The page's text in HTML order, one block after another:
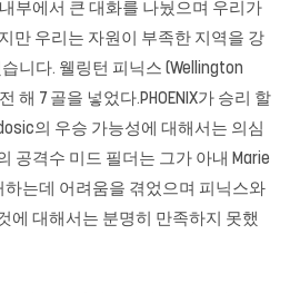
부에서 큰 대화를 나눴으며 우리가
만 우리는 자원이 부족한 지역을 강
니다. 웰링턴 피닉스 (Wellington
해 7 골을 넣었다.PHOENIX가 승리 할
의 우승 가능성에 대해서는 의심
공격수 미드 필더는 그가 아내 Marie
하는데 어려움을 겪었으며 피닉스와
에 대해서는 분명히 만족하지 못했